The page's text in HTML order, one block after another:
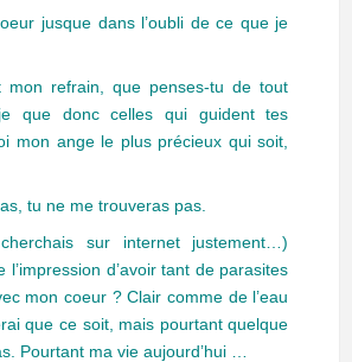
jusque dans l’oubli de ce que je
mon refrain, que penses-tu de tout
que donc celles qui guident tes
mon ange le plus précieux qui soit,
tu ne me trouveras pas.
sur internet justement…)
l’impression d’avoir tant de parasites
mon coeur ? Clair comme de l’eau
que ce soit, mais pourtant quelque
Pourtant ma vie aujourd’hui …